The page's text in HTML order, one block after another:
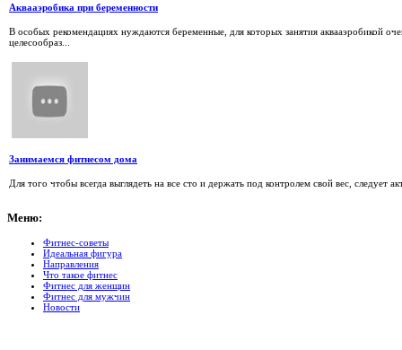
Аквааэробика при беременности
В особых рекомендациях нуждаются беременные, для которых занятия аквааэробикой
целесообраз...
Занимаемся фитнесом дома
Для того чтобы всегда выглядеть на все сто и держать под контролем свой вес,
Меню:
Фитнес-советы
Идеальная фигура
Направления
Что такое фитнес
Фитнес для женщин
Фитнес для мужчин
Новости